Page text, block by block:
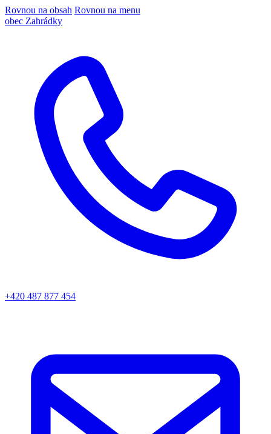
Rovnou na obsah Rovnou na menu
obec Zahrádky
+420 487 877 454